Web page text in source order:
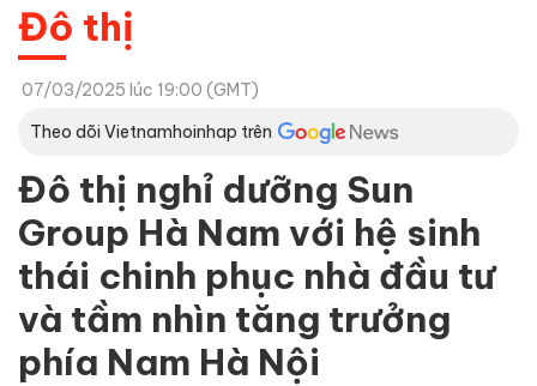
Đô thị
07/03/2025 lúc 19:00 (GMT)
Theo dõi Vietnamhoinhap trên
Đô thị nghỉ dưỡng Sun
Group Hà Nam với hệ sinh
thái chinh phục nhà đầu tư
và tầm nhìn tăng trưởng
phía Nam Hà Nội